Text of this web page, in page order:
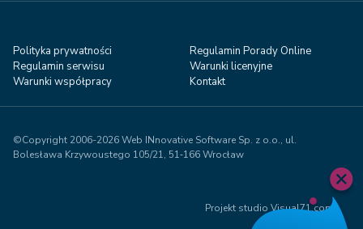
Polityka prywatności
Regulamin Porady Online
Regulamin serwisu
Warunki licenyjne
Warunki współpracy
Kontakt
©Copyright 2006-2026 Web INnovative Software Sp. z o.o., ul.
Bolesława Krzywoustego 105/21, 51‑166 Wrocław
Projekt studio Visual71.com